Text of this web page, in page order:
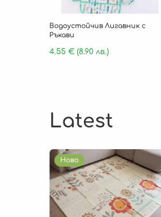
Водоустойчив Лигавник с
Ръкави
4.55 € (8.90 лв.)
Latest
Ново